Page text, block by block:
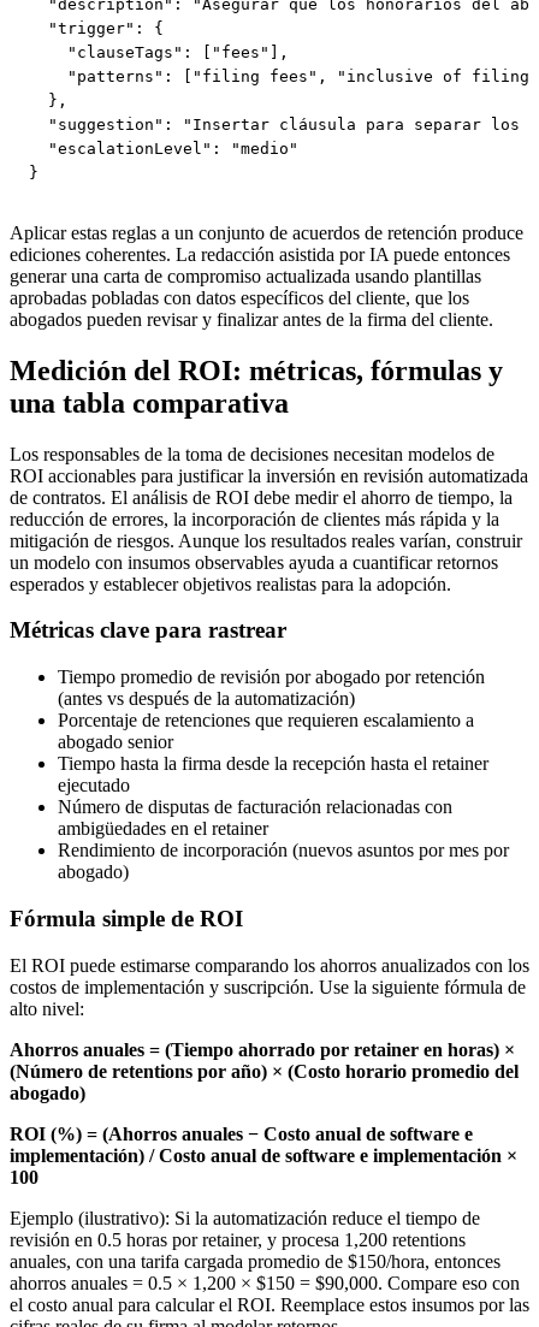
"description": "Asegurar que los honorarios del
  "trigger": {
    "clauseTags": ["fees"],
"patterns": ["filing fees", "inclusive of filing
  },
"suggestion": "Insertar cláusula para separar los
  "escalationLevel": "medio"
}
Aplicar estas reglas a un conjunto de acuerdos de retención produce
ediciones coherentes. La redacción asistida por IA puede entonces
generar una carta de compromiso actualizada usando plantillas
aprobadas pobladas con datos específicos del cliente, que los
abogados pueden revisar y finalizar antes de la firma del cliente.
Medición del ROI: métricas, fórmulas y
una tabla comparativa
Los responsables de la toma de decisiones necesitan modelos de
ROI accionables para justificar la inversión en revisión automatizada
de contratos. El análisis de ROI debe medir el ahorro de tiempo, la
reducción de errores, la incorporación de clientes más rápida y la
mitigación de riesgos. Aunque los resultados reales varían, construir
un modelo con insumos observables ayuda a cuantificar retornos
esperados y establecer objetivos realistas para la adopción.
Métricas clave para rastrear
Tiempo promedio de revisión por abogado por retención
(antes vs después de la automatización)
Porcentaje de retenciones que requieren escalamiento a
abogado senior
Tiempo hasta la firma desde la recepción hasta el retainer
ejecutado
Número de disputas de facturación relacionadas con
ambigüedades en el retainer
Rendimiento de incorporación (nuevos asuntos por mes por
abogado)
Fórmula simple de ROI
El ROI puede estimarse comparando los ahorros anualizados con los
costos de implementación y suscripción. Use la siguiente fórmula de
alto nivel:
Ahorros anuales = (Tiempo ahorrado por retainer en horas) ×
(Número de retentions por año) × (Costo horario promedio del
abogado)
ROI (%) = (Ahorros anuales − Costo anual de software e
implementación) / Costo anual de software e implementación ×
100
Ejemplo (ilustrativo): Si la automatización reduce el tiempo de
revisión en 0.5 horas por retainer, y procesa 1,200 retentions
anuales, con una tarifa cargada promedio de $150/hora, entonces
ahorros anuales = 0.5 × 1,200 × $150 = $90,000. Compare eso con
el costo anual para calcular el ROI. Reemplace estos insumos por las